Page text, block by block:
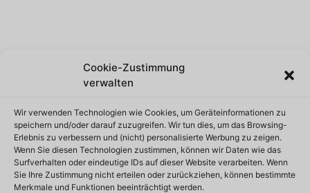
Cookie-Zustimmung
verwalten
Wir verwenden Technologien wie Cookies, um Geräteinformationen zu
speichern und/oder darauf zuzugreifen. Wir tun dies, um das Browsing-
Erlebnis zu verbessern und (nicht) personalisierte Werbung zu zeigen.
Wenn Sie diesen Technologien zustimmen, können wir Daten wie das
Surfverhalten oder eindeutige IDs auf dieser Website verarbeiten. Wenn
Sie Ihre Zustimmung nicht erteilen oder zurückziehen, können bestimmte
Merkmale und Funktionen beeinträchtigt werden.